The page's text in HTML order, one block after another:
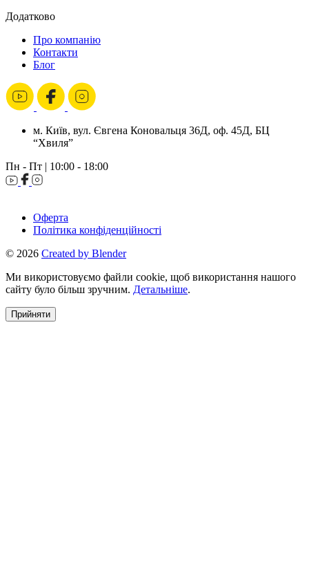
Додатково
Про компанію
Контакти
Блог
м. Київ, вул. Євгена Коновальця 36Д, оф. 45Д, БЦ
“Хвиля”
Пн - Пт | 10:00 - 18:00
Оферта
Політика конфіденційності
© 2026 Created by Blender
Ми використовуємо файли cookie, щоб використання нашого
сайту було більш зручним. Детальніше.
Прийняти